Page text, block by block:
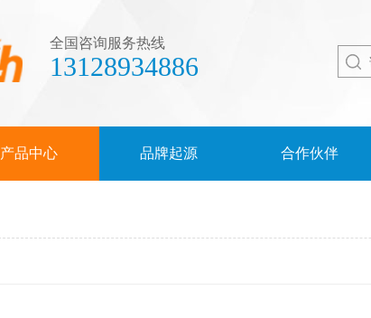
全国咨询服务热线
13128934886
产品中心 品牌起源 合作伙伴